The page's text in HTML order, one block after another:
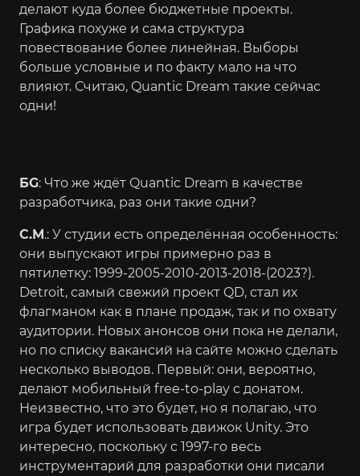
делают куда более бюджетные проекты.
Графика похуже и сама структура
повествование более линейная. Выборы
больше условные и по факту мало на что
влияют. Считаю, Quantic Dream такие сейчас
одни!
БG: Что же ждёт Quantic Dream в качестве
разработчика, раз они такие одни?
С.М.: У студии есть определённая особенность:
они выпускают игры примерно раз в
пятилетку: 1999-2005-2010-2013-2018-(2023?).
Detroit, самый свежий проект QD, стал их
флагманом как в плане продаж, так и по охвату
аудитории. Новых анонсов они пока не делали,
но по списку вакансий на сайте можно сделать
несколько выводов. Первый: они, вероятно,
делают мобильный free-to-play с донатом.
Неизвестно, что это будет, но я полагаю, что
игра будет использовать движок Unity. Это
интересно, поскольку с 1997-го весь
инструментарий для разработки они писали